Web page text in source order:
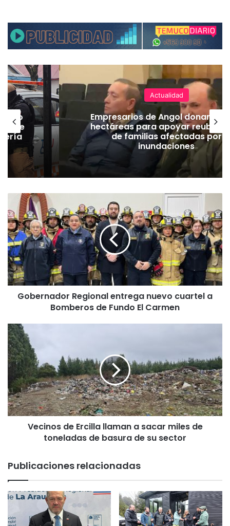
de
Actualidad
Empresarios de Angol donan
hectáreas para apoyar
de familias afectadas por
inundaciones
o
b
e
r
n
a
d
o
g
i
o
n
e
n
t
n
u
e
v
c
Gobernador Regional entrega nuevo cuartel a
Bomberos de Fundo El Carmen
V
e
c
i
o
s
d
e
l
l
a
l
a
Vecinos de Ercilla llaman a sacar miles de
toneladas de basura de su sector
Publicaciones relacionadas